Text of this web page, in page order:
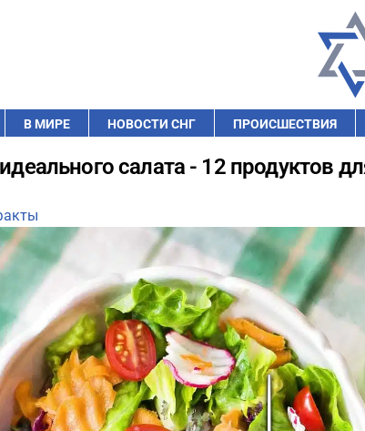
В МИРЕ НОВОСТИ СНГ ПРОИСШЕСТВИЯ
салата - 12 продуктов